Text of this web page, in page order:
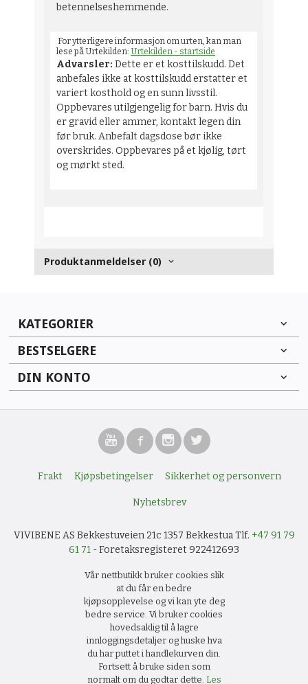
betennelseshemmende.
For ytterligere informasjon om urten, kan man
lese på Urtekilden: Urtekilden - startside
Advarsler: Dette er et kosttilskudd. Det
anbefales ikke at kosttilskudd erstatter et
variert kosthold og en sunn livsstil.
Oppbevares utilgjengelig for barn. Hvis du
er gravid eller ammer, kontakt legen din
før bruk. Anbefalt dagsdose bør ikke
overskrides. Oppbevares på et kjølig, tørt
og mørkt sted.
Produktanmeldelser (0)
KATEGORIER
BESTSELGERE
DIN KONTO
Frakt Kjøpsbetingelser Sikkerhet og personvern
Nyhetsbrev
VIVIBENE AS Bekkestuveien 21c 1357 Bekkestua Tlf. +47 91 79
61 71 - Foretaksregisteret 922412693
Vår nettbutikk bruker cookies slik
at du får en bedre
kjøpsopplevelse og vi kan yte deg
bedre service. Vi bruker cookies
hovedsaklig til å lagre
innloggingsdetaljer og huske hva
du har puttet i handlekurven din.
Fortsett å bruke siden som
normalt om du godtar dette. Les